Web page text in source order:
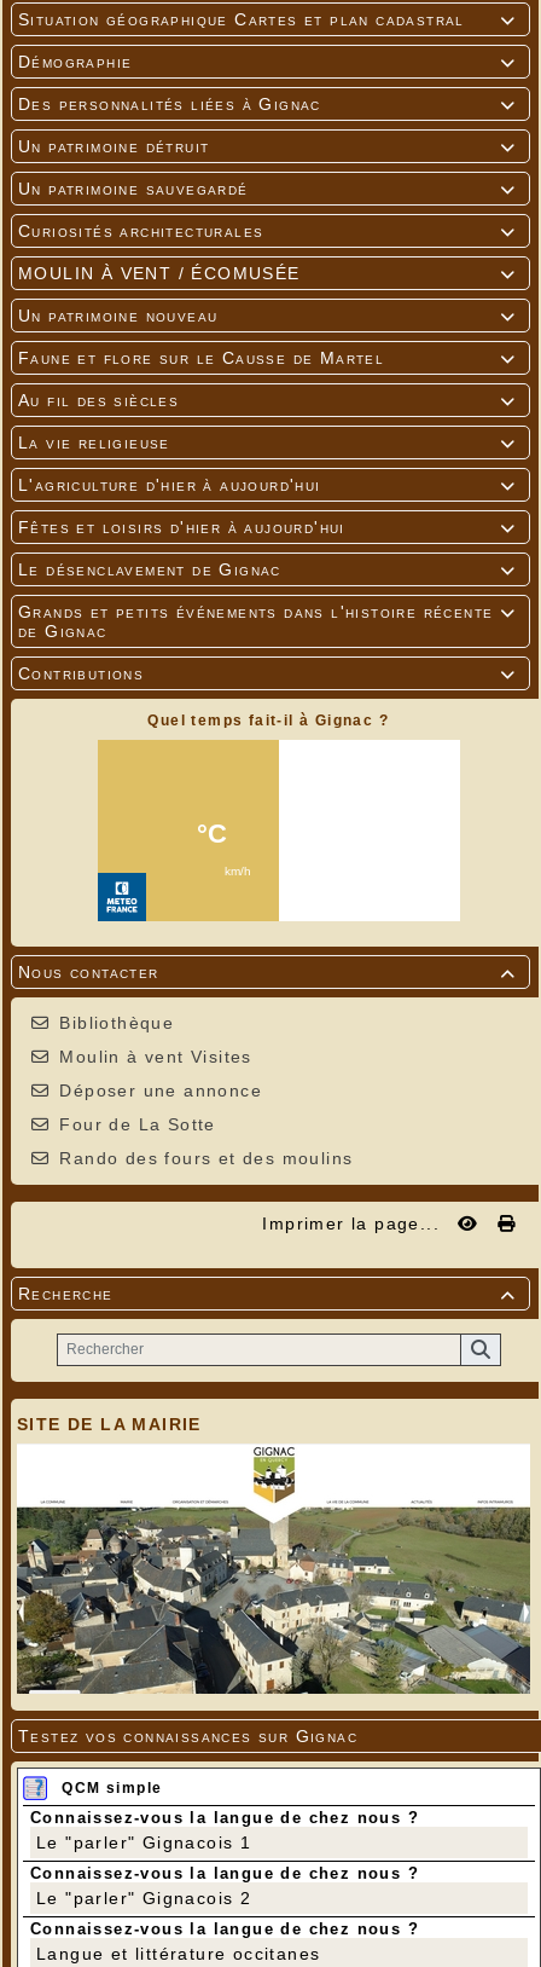

Situation géographique Cartes et plan cadastral

Démographie

Des personnalités liées à Gignac

Un patrimoine détruit

Un patrimoine sauvegardé

Curiosités architecturales

MOULIN À VENT / ÉCOMUSÉE

Un patrimoine nouveau

Faune et flore sur le Causse de Martel

Au fil des siècles

La vie religieuse

L'agriculture d'hier à aujourd'hui

Fêtes et loisirs d'hier à aujourd'hui

Le désenclavement de Gignac

Grands et petits événements dans l'histoire récente
de Gignac

Contributions
Quel temps fait-il à Gignac ?

Nous contacter
Bibliothèque
Moulin à vent Visites
Déposer une annonce
Four de La Sotte
Rando des fours et des moulins
Imprimer la page...

Recherche
SITE DE LA MAIRIE
Testez vos connaissances sur Gignac
QCM simple
Connaissez-vous la langue de chez nous ?
Le "parler" Gignacois 1
Connaissez-vous la langue de chez nous ?
Le "parler" Gignacois 2
Connaissez-vous la langue de chez nous ?
Langue et littérature occitanes